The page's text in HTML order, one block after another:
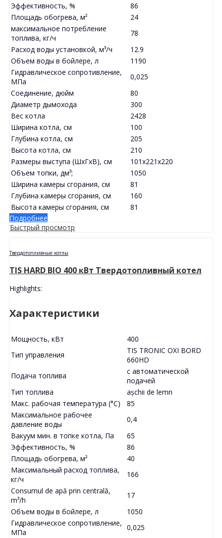
Эффективность, %
86
Площадь обогрева, м²
24
максимальное потребление
топлива, кг/ч
78
Расход воды установкой, м³/ч
12.9
Объем воды в бойлере, л
1190
Гидравлическое сопротивление,
МПа
0,025
Соединение, дюйм
80
Диаметр дымохода
300
Вес котла
2428
Ширина котла, см
100
Глубина котла, см
205
Высота котла, см
210
Размеры выступа (ШхГхВ), см
101x221x220
Объем топки, дм³;
1050
Ширина камеры сгорания, см
81
Глубина камеры сгорания, см
160
Высота камеры сгорания, см
81
Подробнее
Быстрый просмотр
Твердотопливные котлы
TIS HARD BIO 400 кВт Твердотопливный котел
Highlights:
Характеристики
Мощность, кВт
400
Тип управления
TIS TRONIC OXI BORD
660HD
Подача топлива
с автоматической
подачей
Тип топлива
așchii de lemn
Макс. рабочая температура (°С)
85
Максимальное рабочее
давление воды
0,4
Вакуум мин. в топке котла, Па
65
Эффективность, %
86
Площадь обогрева, м²
40
Максимальный расход топлива,
кг/ч
166
Consumul de apă prin centrală,
m³/h
17
Объем воды в бойлере, л
1050
Гидравлическое сопротивление,
МПа
0,025